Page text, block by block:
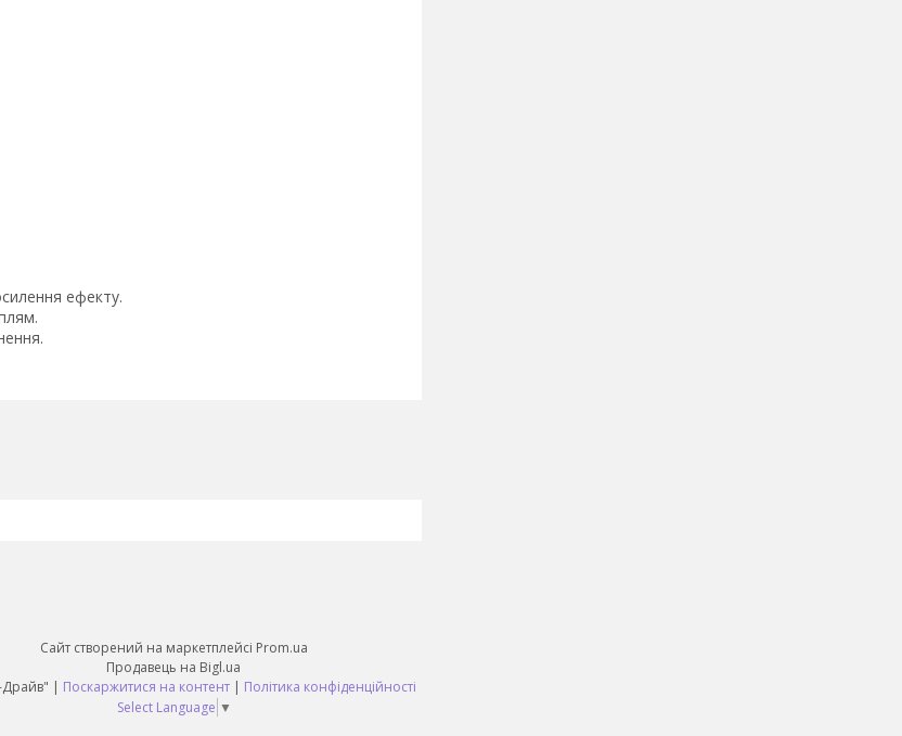
ефекту.
Сайт створений на маркетплейсі Prom.ua
Продавець на Bigl.ua
ТОВ "Стар-Драйв" | Поскаржитися на контент | Політика конфіденційності
Select Language ▼